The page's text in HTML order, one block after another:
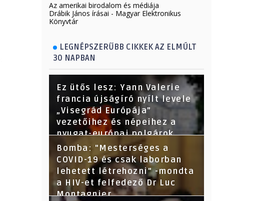
Az amerikai birodalom és médiája
Drábik János írásai - Magyar Elektronikus
Könyvtár
LEGNÉPSZERŰBB CIKKEK AZ ELMÚLT
30 NAPBAN
Ez ütős lesz: Yann Valerie
francia újságíró nyílt levele
„Visegrád Európája”
vezetőihez és népeihez a
nyugat-európai polgárok
nevében - Segítsetek!
Bomba: "Mesterséges a
COVID-19 és csak laborban
lehetett létrehozni" -mondta
a HIV-et felfedező Dr Luc
Montagnier